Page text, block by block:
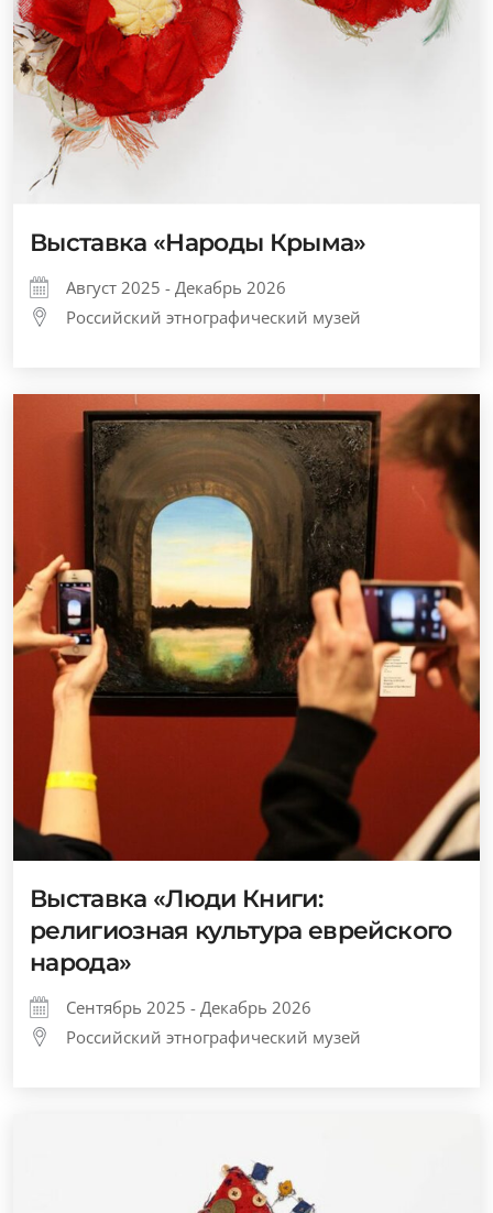
Выставка «Народы Крыма»
Август 2025 - Декабрь 2026
Российский этнографический музей
Выставка «Люди Книги:
религиозная культура еврейского
народа»
Сентябрь 2025 - Декабрь 2026
Российский этнографический музей